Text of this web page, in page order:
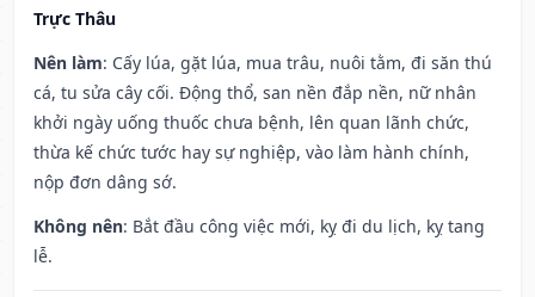
Trực Thâu
Nên làm: Cấy lúa, gặt lúa, mua trâu, nuôi tằm, đi săn thú
cá, tu sửa cây cối. Động thổ, san nền đắp nền, nữ nhân
khởi ngày uống thuốc chưa bệnh, lên quan lãnh chức,
thừa kế chức tước hay sự nghiệp, vào làm hành chính,
nộp đơn dâng sớ.
Không nên: Bắt đầu công việc mới, kỵ đi du lịch, kỵ tang
lễ.